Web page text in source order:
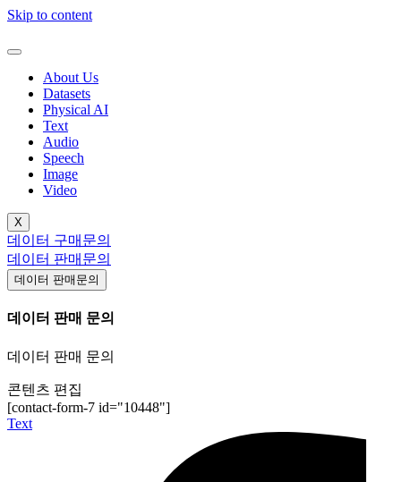
Skip to content
About Us
Datasets
Physical AI
Text
Audio
Speech
Image
Video
X
데이터 구매문의
데이터 판매문의
데이터 판매문의
데이터 판매 문의
데이터 판매 문의
콘텐츠 편집
[contact-form-7 id="10448"]
Text